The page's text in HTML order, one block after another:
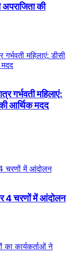
की
गर्भवती महिलाएं:
आर्थिक मदद
4 चरणों में आंदोलन